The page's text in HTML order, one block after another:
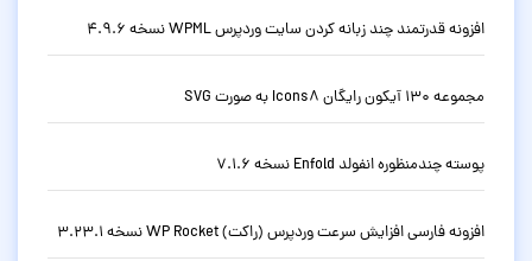
افزونه قدرتمند چند زبانه کردن سایت وردپرس WPML نسخه 4.9.6
مجموعه 130 آیکون رایگان Icons8 به صورت SVG
پوسته چندمنظوره انفولد Enfold نسخه 7.1.6
افزونه فارسی افزایش سرعت وردپرس (راکت) WP Rocket نسخه 3.23.1